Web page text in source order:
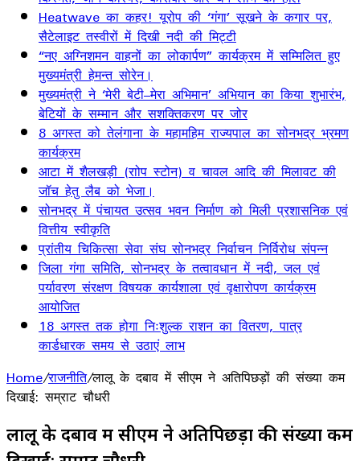
Heatwave का कहर! यूरोप की ‘गंगा’ सूखने के कगार पर,
सैटेलाइट तस्वीरों में दिखी नदी की मिट्टी
“नए अग्निशमन वाहनों का लोकार्पण” कार्यक्रम में सम्मिलित हुए
मुख्यमंत्री हेमन्त सोरेन।
मुख्यमंत्री ने ‘मेरी बेटी–मेरा अभिमान’ अभियान का किया शुभारंभ,
बेटियों के सम्मान और सशक्तिकरण पर जोर
8 अगस्त को तेलंगाना के महामहिम राज्यपाल का सोनभद्र भ्रमण
कार्यक्रम
आटा में शैलखड़ी (राोप स्टोन) व चावल आदि की मिलावट की
जॉच हेतु लैब को भेजा।
सोनभद्र में पंचायत उत्सव भवन निर्माण को मिली प्रशासनिक एवं
वित्तीय स्वीकृति
प्रांतीय चिकित्सा सेवा संघ सोनभद्र निर्वाचन निर्विरोध संपन्न
जिला गंगा समिति, सोनभद्र के तत्वावधान में नदी, जल एवं
पर्यावरण संरक्षण विषयक कार्यशाला एवं वृक्षारोपण कार्यक्रम
आयोजित
18 अगस्त तक होगा निःशुल्क राशन का वितरण, पात्र
कार्डधारक समय से उठाएं लाभ
Home/राजनीति/लालू के दबाव में सीएम ने अतिपिछड़ों की संख्या कम
दिखाई: सम्राट चौधरी
लालू के दबाव में सीएम ने अतिपिछड़ों की संख्या कम